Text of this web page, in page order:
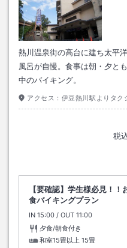
熱川温泉街の高台に建ち太平
風呂が自慢。食事は朝・夕と
中のバイキング。
アクセス： 伊豆熱川駅よりタク
税
【要確認】学生様必見！
食バイキングプラン
IN チェックイン
15:00 / OUT チェックアウト
11:00
夕食/朝食付き
和室15畳以上 15畳